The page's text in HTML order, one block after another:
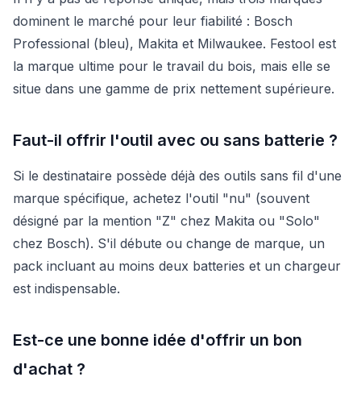
dominent le marché pour leur fiabilité : Bosch
Professional (bleu), Makita et Milwaukee. Festool est
la marque ultime pour le travail du bois, mais elle se
situe dans une gamme de prix nettement supérieure.
Faut-il offrir l'outil avec ou sans batterie ?
Si le destinataire possède déjà des outils sans fil d'une
marque spécifique, achetez l'outil "nu" (souvent
désigné par la mention "Z" chez Makita ou "Solo"
chez Bosch). S'il débute ou change de marque, un
pack incluant au moins deux batteries et un chargeur
est indispensable.
Est-ce une bonne idée d'offrir un bon
d'achat ?